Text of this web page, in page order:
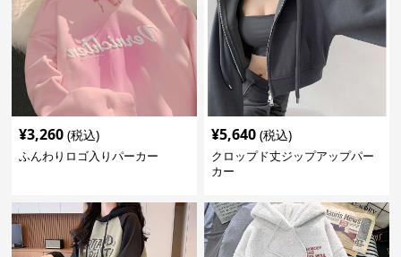
¥3,260 (税込)
ふんわりロゴ入りパーカー
¥5,640 (税込)
クロップド丈ジップアップパー
カー